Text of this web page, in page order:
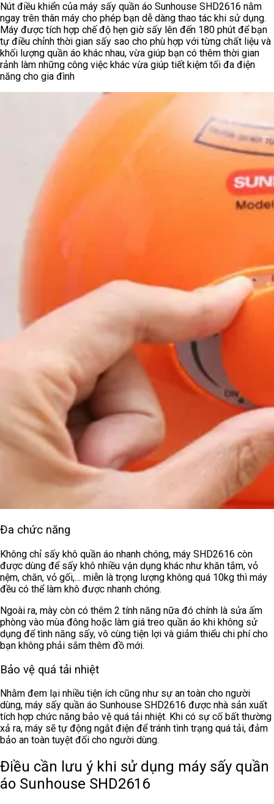
Nút điều khiển của máy sấy quần áo Sunhouse SHD2616 nằm
ngay trên thân máy cho phép bạn dễ dàng thao tác khi sử dụng.
Máy được tích hợp chế độ hẹn giờ sấy lên đến 180 phút để bạn
tự điều chỉnh thời gian sấy sao cho phù hợp với từng chất liệu và
khối lượng quần áo khác nhau, vừa giúp bạn có thêm thời gian
rảnh làm những công việc khác vừa giúp tiết kiệm tối đa điện
năng cho gia đình
Đa chức năng
Không chỉ sấy khô quần áo nhanh chóng, máy SHD2616 còn
được dùng để sấy khô nhiều vận dụng khác như khăn tắm, vỏ
nệm, chăn, vỏ gối,… miễn là trọng lượng không quá 10kg thì máy
đều có thể làm khô được nhanh chóng.
Ngoài ra, mày còn có thêm 2 tính năng nữa đó chính là sửa ấm
phòng vào mùa đông hoặc làm giá treo quần áo khi không sử
dụng để tình năng sấy, vô cùng tiện lợi và giảm thiểu chi phí cho
bạn không phải sắm thêm đồ mới.
Bảo vệ quá tải nhiệt
Nhằm đem lại nhiều tiện ích cũng như sự an toàn cho người
dùng, máy sấy quần áo Sunhouse SHD2616 được nhà sản xuất
tích hợp chức năng bảo vệ quá tải nhiệt. Khi có sự cố bất thường
xả ra, máy sẽ tự động ngắt điện để tránh tình trạng quá tải, đảm
bảo an toàn tuyệt đối cho người dùng.
Điều cần lưu ý khi sử dụng máy sấy quần
áo Sunhouse SHD2616